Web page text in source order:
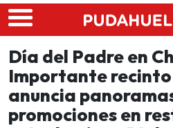
Skip to main content
Día del Padre en
Importante recinto
anuncia
promociones en